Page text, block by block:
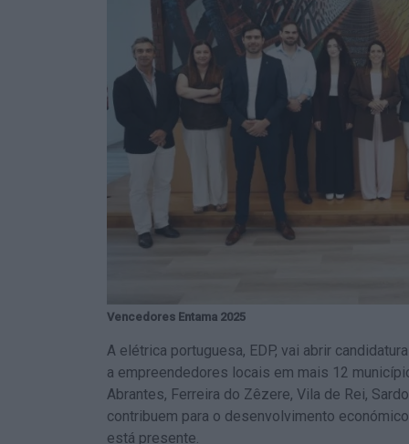
Vencedores Entama 2025
A elétrica portuguesa, EDP, vai abrir
a empreendedores locais em mais 12
Abrantes, Ferreira do Zêzere, Vila de Rei,
contribuem para o desenvolvimento
está presente.